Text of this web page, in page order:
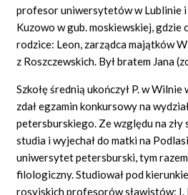
GRAF POWIĄZAŃ
DYSKUSJA
Mapa
profesor uniwersytetów w Lublinie i
Kuzowo w gub. moskiewskiej,
rodzice: Leon, zarządca majątków
z Roszczewskich. Był bratem Jana
Szkołę średnią ukończył P. w
zdał egzamin konkursowy na
petersburskiego. Ze względu na zły
studia i wyjechał do matki na
uniwersytet petersburski, tym
filologiczny. Studiował pod
rosyjskich profesorów sławistów: I.